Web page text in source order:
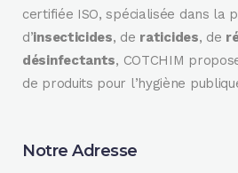
certifiée ISO, spécialisée dans la
d’insecticides, de raticides, de
désinfectants, COTCHIM
de produits pour l’hygiène
Notre Adresse